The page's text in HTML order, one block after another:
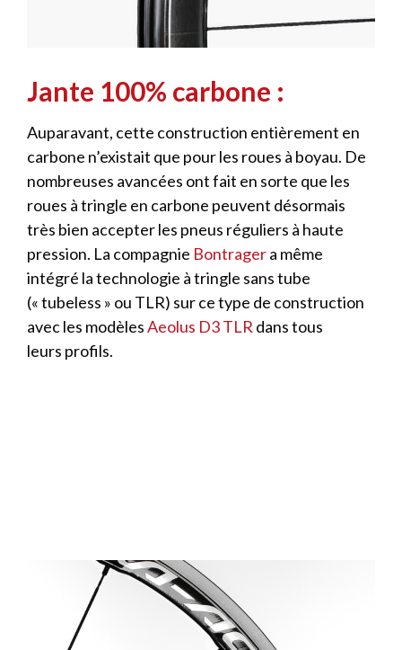
Jante 100% carbone :
Auparavant, cette construction entièrement en
carbone n’existait que pour les roues à boyau. De
nombreuses avancées ont fait en sorte que les
roues à tringle en carbone peuvent désormais
très bien accepter les pneus réguliers à haute
pression. La compagnie Bontragera même
intégré la technologie à tringle sans tube
(« tubeless » ou TLR) sur ce type de construction
avec les modèlesAeolus D3 TLRdans tous
leurs profils.